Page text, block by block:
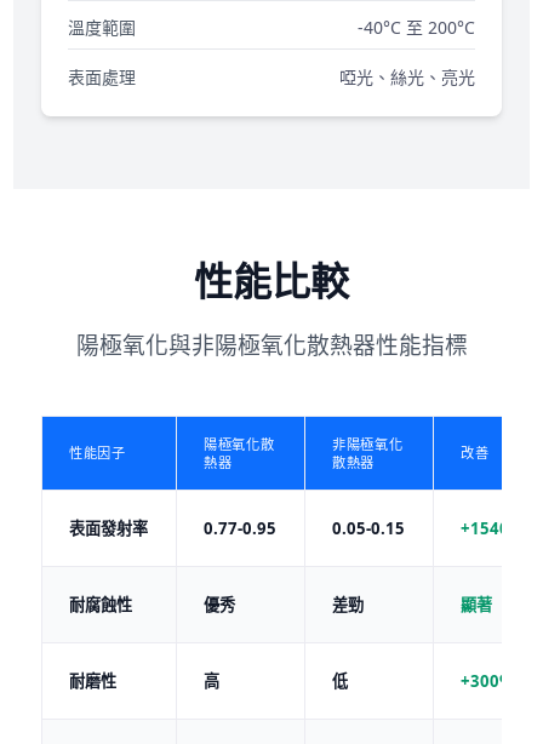
溫度範圍 -40°C 至 200°C
表面處理 啞光、絲光、亮光
性能比較
陽極氧化與非陽極氧化散熱器性能指標
性能因子
陽極氧化散
熱器
非陽極氧化
散熱器
改善
表面發射率 0.77-0.95 0.05-0.15 +1540%
耐腐蝕性 優秀 差勁 顯著
耐磨性 高 低 +300%